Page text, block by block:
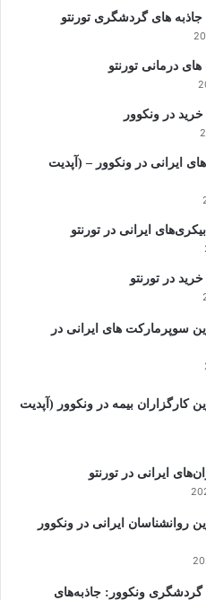
ا
ی
جاذبه های گردشگری تورنتو
های درمانی تورنتو
در ونکوور
ایرانی در ونکوور – (آپدیت
ایرانی در تورنتو
در تورنتو
سوپرمارکت های ایرانی در
کارگزاران بیمه در ونکوور (آپدیت
ایرانی در تورنتو
روانشناسان ایرانی در ونکوور
گردشگری ونکوور: جاذبه‌های